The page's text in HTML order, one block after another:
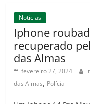
Noticias
Iphone
recuperado
das Almas
fevereiro 27, 2024
das Almas, Polícia